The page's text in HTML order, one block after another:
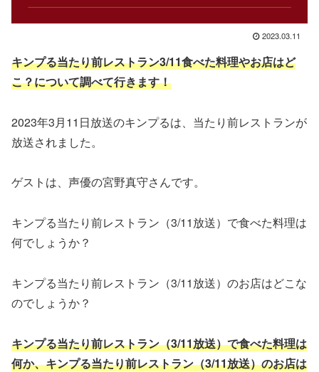
2023.03.11
キンプる当たり前レストラン3/11食べた料理やお店はど
こ？について調べて行きます！
2023年3月11日放送のキンプるは、当たり前レストランが
放送されました。
ゲストは、声優の宮野真守さんです。
キンプる当たり前レストラン（3/11放送）で食べた料理は
何でしょうか？
キンプる当たり前レストラン（3/11放送）のお店はどこな
のでしょうか？
キンプる当たり前レストラン（3/11放送）で食べた料理は
何か、キンプる当たり前レストラン（3/11放送）のお店は